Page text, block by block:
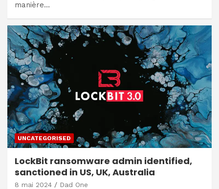
manière…
UNCATEGORISED
LockBit ransomware admin identified,
sanctioned in US, UK, Australia
8 mai 2024 Dad One